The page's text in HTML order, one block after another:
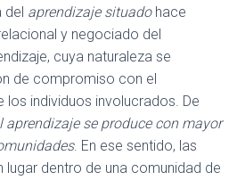
aprendizaje situadohace
y negociado del
cuya naturaleza se
de compromiso con el
los individuos involucrados. De
aprendizaje se produce con mayor
. En ese sentido, las
lugar dentro de una comunidad de